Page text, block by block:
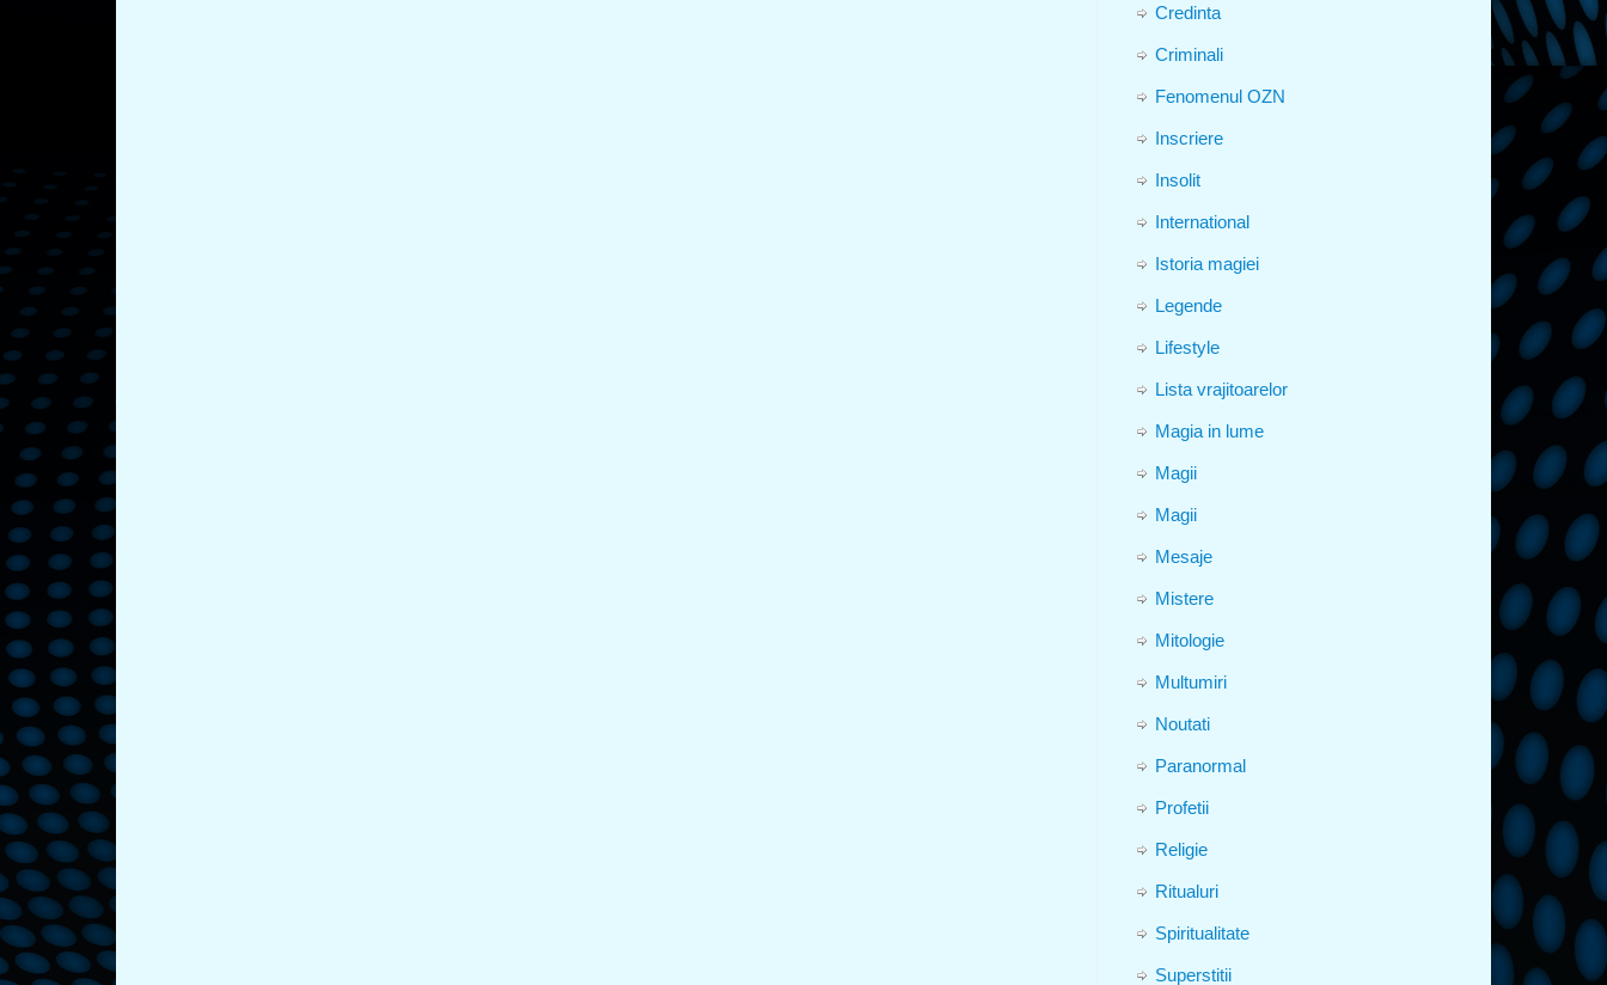
Credinta
Criminali
Fenomenul OZN
Inscriere
Insolit
International
Istoria magiei
Legende
Lifestyle
Lista vrajitoarelor
Magia in lume
Magii
Magii
Mesaje
Mistere
Mitologie
Multumiri
Noutati
Paranormal
Profetii
Religie
Ritualuri
Spiritualitate
Superstitii